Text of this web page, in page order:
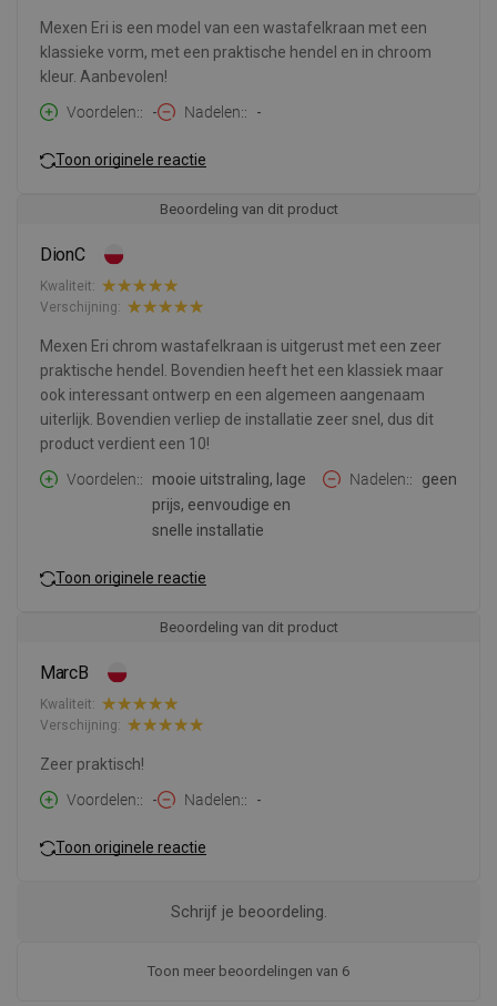
Mexen Eri is een model van een wastafelkraan met een
klassieke vorm, met een praktische hendel en in chroom
kleur. Aanbevolen!
Voordelen:
- Nadelen: -
Toon originele reactie
Beoordeling van dit product
DionC
Kwaliteit:
Verschijning:
Mexen Eri chrom wastafelkraan is uitgerust met een zeer
praktische hendel. Bovendien heeft het een klassiek maar
ook interessant ontwerp en een algemeen aangenaam
uiterlijk. Bovendien verliep de installatie zeer snel, dus dit
product verdient een 10!
Voordelen:
mooie uitstraling, lage
prijs, eenvoudige en
snelle installatie
Nadelen: geen
Toon originele reactie
Beoordeling van dit product
MarcB
Kwaliteit:
Verschijning:
Zeer praktisch!
Voordelen:
- Nadelen: -
Toon originele reactie
Toon meer beoordelingen van 6
Schrijf je beoordeling.